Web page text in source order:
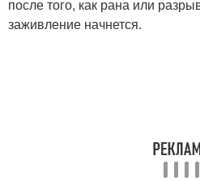
после того, как рана или
заживление начнется.